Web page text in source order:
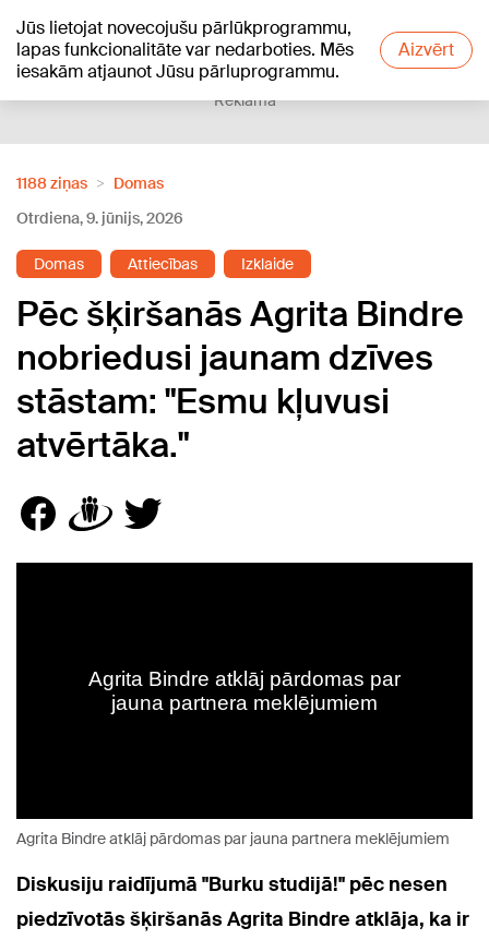
Jūs lietojat novecojušu pārlūkprogrammu,
lapas funkcionalitāte var nedarboties. Mēs
iesakām atjaunot Jūsu pārluprogrammu.
Aizvērt
+19°C
Reklāma
1188 ziņas
Domas
Otrdiena, 9. jūnijs, 2026
Domas Attiecības Izklaide
Pēc šķiršanās Agrita Bindre
nobriedusi jaunam dzīves
stāstam: "Esmu kļuvusi
atvērtāka."
Agrita Bindre atklāj pārdomas par jauna partnera meklējumiem
Diskusiju raidījumā "Burku studijā!" pēc nesen
piedzīvotās šķiršanās Agrita Bindre atklāja, ka ir